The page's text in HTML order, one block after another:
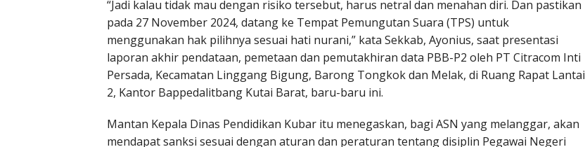
“Jadi kalau tidak mau dengan risiko tersebut, harus netral dan menahan diri. Dan pastikan
pada 27 November 2024, datang ke Tempat Pemungutan Suara (TPS) untuk
menggunakan hak pilihnya sesuai hati nurani,” kata Sekkab, Ayonius, saat presentasi
laporan akhir pendataan, pemetaan dan pemutakhiran data PBB-P2 oleh PT Citracom Inti
Persada, Kecamatan Linggang Bigung, Barong Tongkok dan Melak, di Ruang Rapat Lantai
2, Kantor Bappedalitbang Kutai Barat, baru-baru ini.
Mantan Kepala Dinas Pendidikan Kubar itu menegaskan, bagi ASN yang melanggar, akan
mendapat sanksi sesuai dengan aturan dan peraturan tentang disiplin Pegawai Negeri